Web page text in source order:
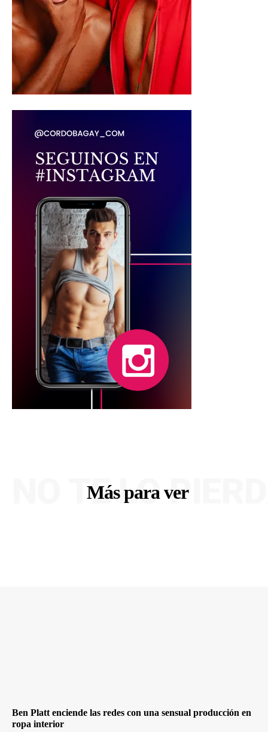
Más para ver
NO TE LO
Ben Platt enciende las redes con una sensual producción en
ropa interior